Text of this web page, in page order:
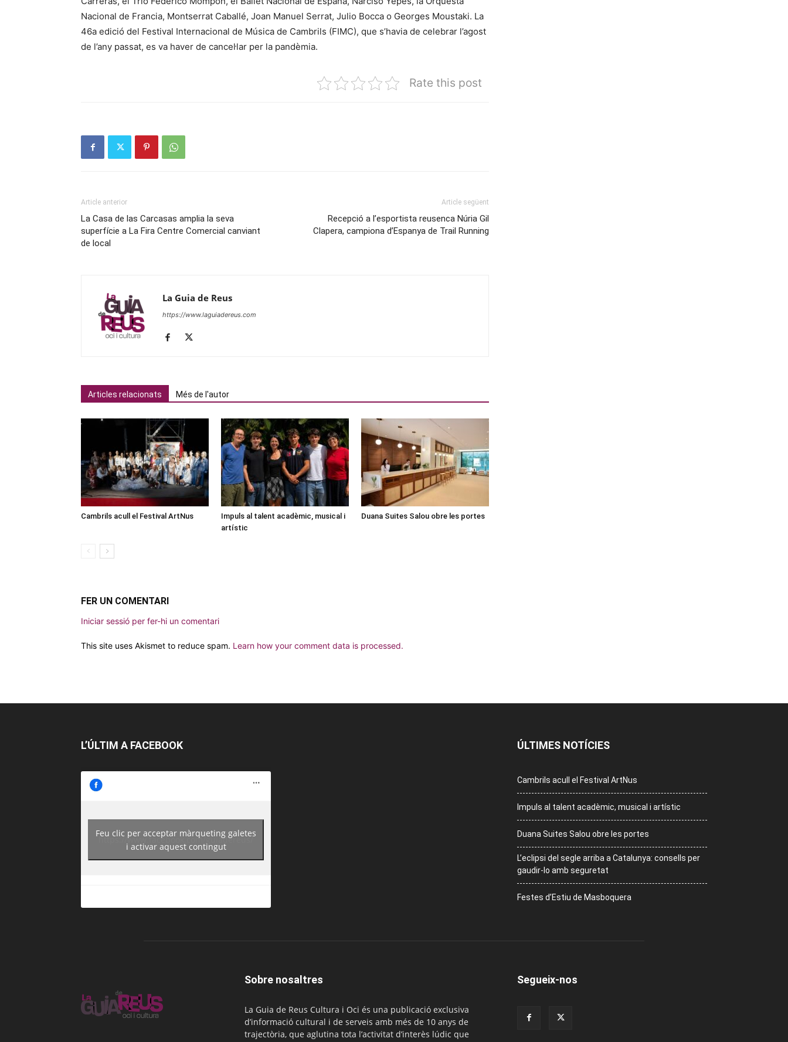
Nacional de Francia, Montserrat Caballé, Joan Manuel Serrat, Julio Bocca o Georges Moustaki. La
46a edició del Festival Internacional de Música de Cambrils (FIMC), que s’havia de celebrar l’agost
de l’any passat, es va haver de cancel·lar per la pandèmia.
Rate this post
Article anterior
La Casa de las Carcasas amplia la seva
superfície a La Fira Centre Comercial canviant
de local
Article següent
Recepció a l’esportista reusenca Núria Gil
Clapera, campiona d’Espanya de Trail Running
La Guia de Reus
https://www.laguiadereus.com
Articles relacionats Més de l'autor
Cambrils acull el Festival ArtNus
Impuls al talent acadèmic, musical i
artístic
Duana Suites Salou obre les portes
FER UN COMENTARI
Iniciar sessió per fer-hi un comentari
This site uses Akismet to reduce spam. Learn how your comment data is processed.
L’ÚLTIM A FACEBOOK
https://www.facebook.com/guiadereus/
Feu clic per acceptar màrqueting galetes
i activar aquest contingut
ÚLTIMES NOTÍCIES
Cambrils acull el Festival ArtNus
Impuls al talent acadèmic, musical i artístic
Duana Suites Salou obre les portes
L’eclipsi del segle arriba a Catalunya: consells per
gaudir-lo amb seguretat
Festes d’Estiu de Masboquera
Sobre nosaltres
La Guia de Reus Cultura i Oci és una publicació exclusiva
d’informació cultural i de serveis amb més de 10 anys de
trajectòria, que aglutina tota l’activitat d’interès lúdic que
Segueix-nos